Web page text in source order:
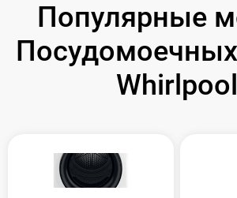
Популярные
Whirlpool